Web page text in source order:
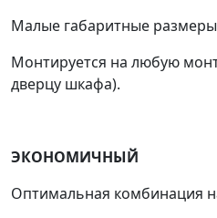
Малые габаритные
Монтируется на любую
дверцу шкафа).
ЭКОНОМИЧНЫЙ
Оптимальная комбинация